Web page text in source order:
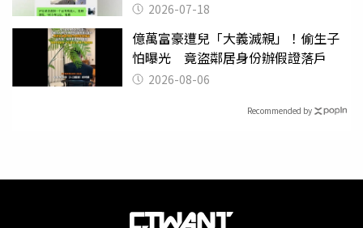
2026-07-18
億萬富豪遭兒「大義滅親」！偷生子
怕曝光 竟盜鄰居身份辦假證落戶
2026-08-06
Recommended by